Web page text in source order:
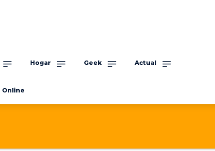
Hogar Geek Actual
Online